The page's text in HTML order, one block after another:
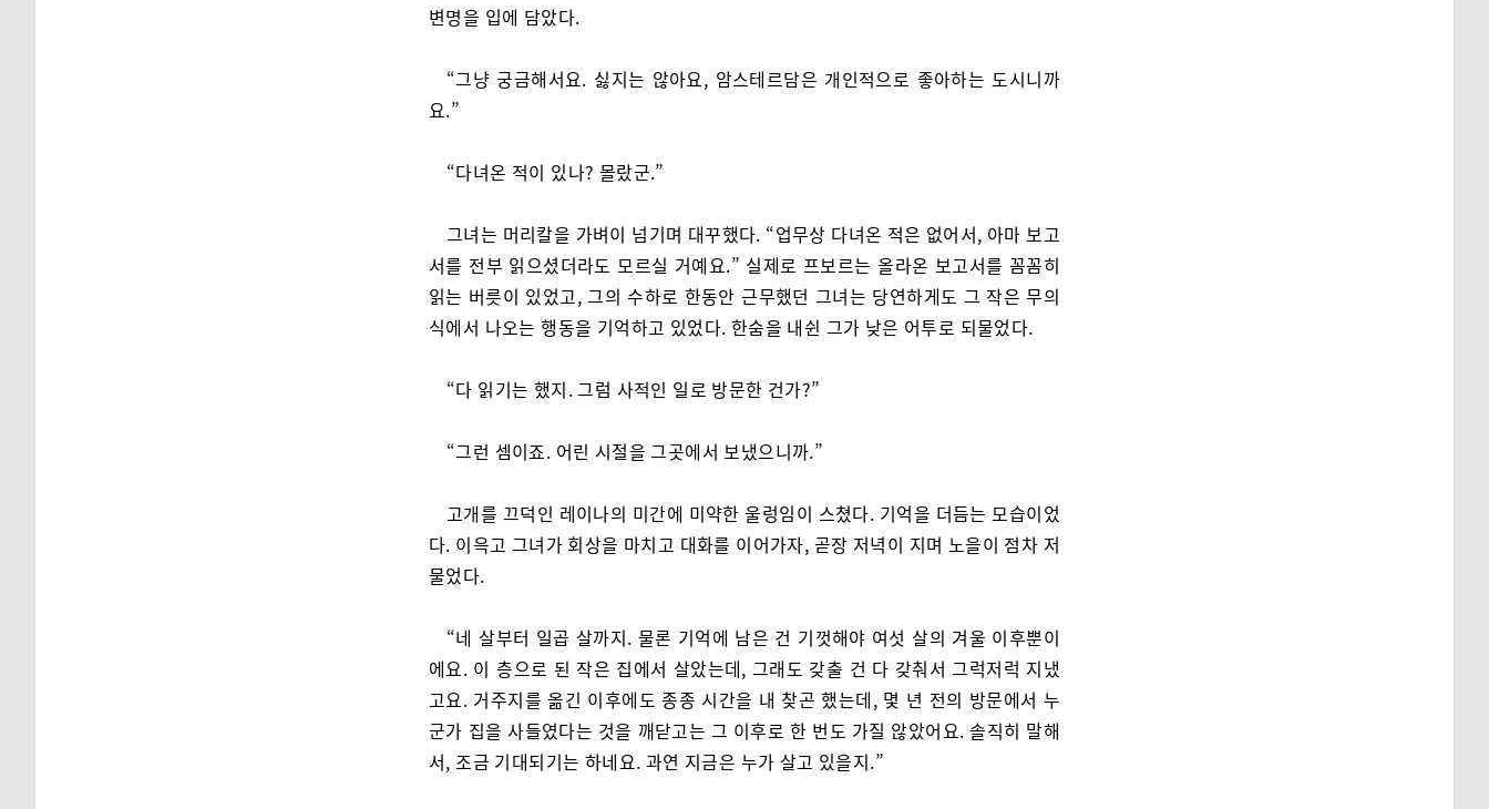
변명을 입에 담았다.
“그냥 궁금해서요. 싫지는 않아요, 암스테르담은 개인적으로 좋아하는 도시니까
요.”
“다녀온 적이 있나? 몰랐군.”
그녀는 머리칼을 가벼이 넘기며 대꾸했다. “업무상 다녀온 적은 없어서, 아마 보고
서를 전부 읽으셨더라도 모르실 거예요.” 실제로 프보르는 올라온 보고서를 꼼꼼히
읽는 버릇이 있었고, 그의 수하로 한동안 근무했던 그녀는 당연하게도 그 작은 무의
식에서 나오는 행동을 기억하고 있었다. 한숨을 내쉰 그가 낮은 어투로 되물었다.
“다 읽기는 했지. 그럼 사적인 일로 방문한 건가?”
“그런 셈이죠. 어린 시절을 그곳에서 보냈으니까.”
고개를 끄덕인 레이나의 미간에 미약한 울렁임이 스쳤다. 기억을 더듬는 모습이었
다. 이윽고 그녀가 회상을 마치고 대화를 이어가자, 곧장 저녁이 지며 노을이 점차 저
물었다.
“네 살부터 일곱 살까지. 물론 기억에 남은 건 기껏해야 여섯 살의 겨울 이후뿐이
에요. 이 층으로 된 작은 집에서 살았는데, 그래도 갖출 건 다 갖춰서 그럭저럭 지냈
고요. 거주지를 옮긴 이후에도 종종 시간을 내 찾곤 했는데, 몇 년 전의 방문에서 누
군가 집을 사들였다는 것을 깨닫고는 그 이후로 한 번도 가질 않았어요. 솔직히 말해
서, 조금 기대되기는 하네요. 과연 지금은 누가 살고 있을지.”